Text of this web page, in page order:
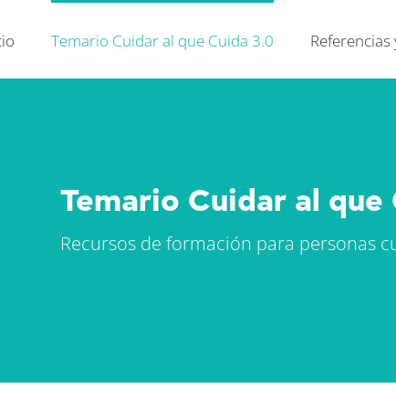
Temario Cuidar al que Cuida 3.0
Temario Cuidar al que
Recursos de formación para personas